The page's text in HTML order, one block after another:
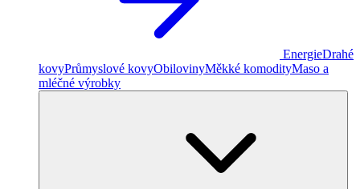
EnergieDrahé
kovyPrůmyslové kovyObilovinyMěkké komodityMaso a
mléčné výrobky